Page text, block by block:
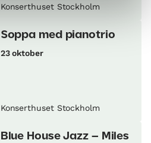
Konserthuset Stockholm
Soppa med pianotrio
23 oktober
Konserthuset Stockholm
Blue House Jazz – Miles